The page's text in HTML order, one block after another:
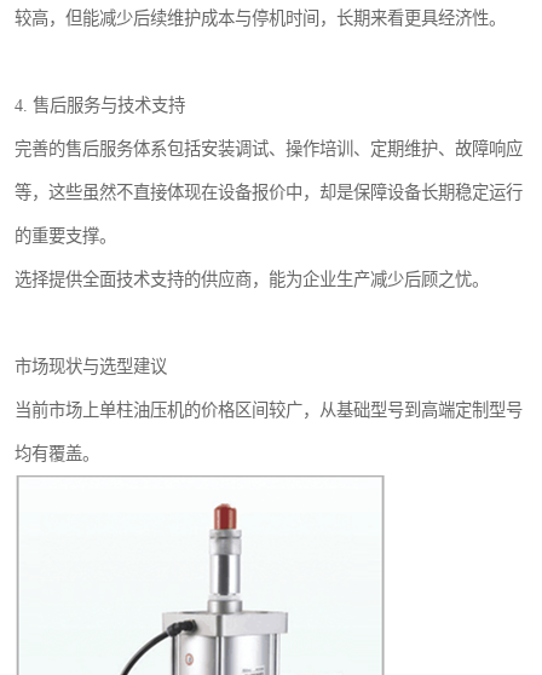
较高，但能减少后续维护成本与停机时间，长期来看更具经济性。
4. 售后服务与技术支持
完善的售后服务体系包括安装调试、操作培训、定期维护、故障响应
等，这些虽然不直接体现在设备报价中，却是保障设备长期稳定运行
的重要支撑。
选择提供全面技术支持的供应商，能为企业生产减少后顾之忧。
市场现状与选型建议
当前市场上单柱油压机的价格区间较广，从基础型号到高端定制型号
均有覆盖。